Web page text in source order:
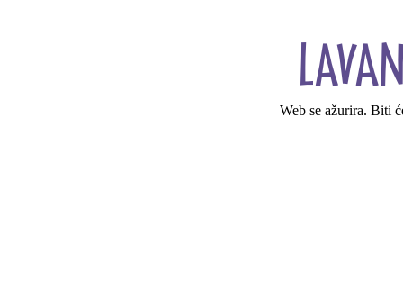
Web se ažurira. Biti